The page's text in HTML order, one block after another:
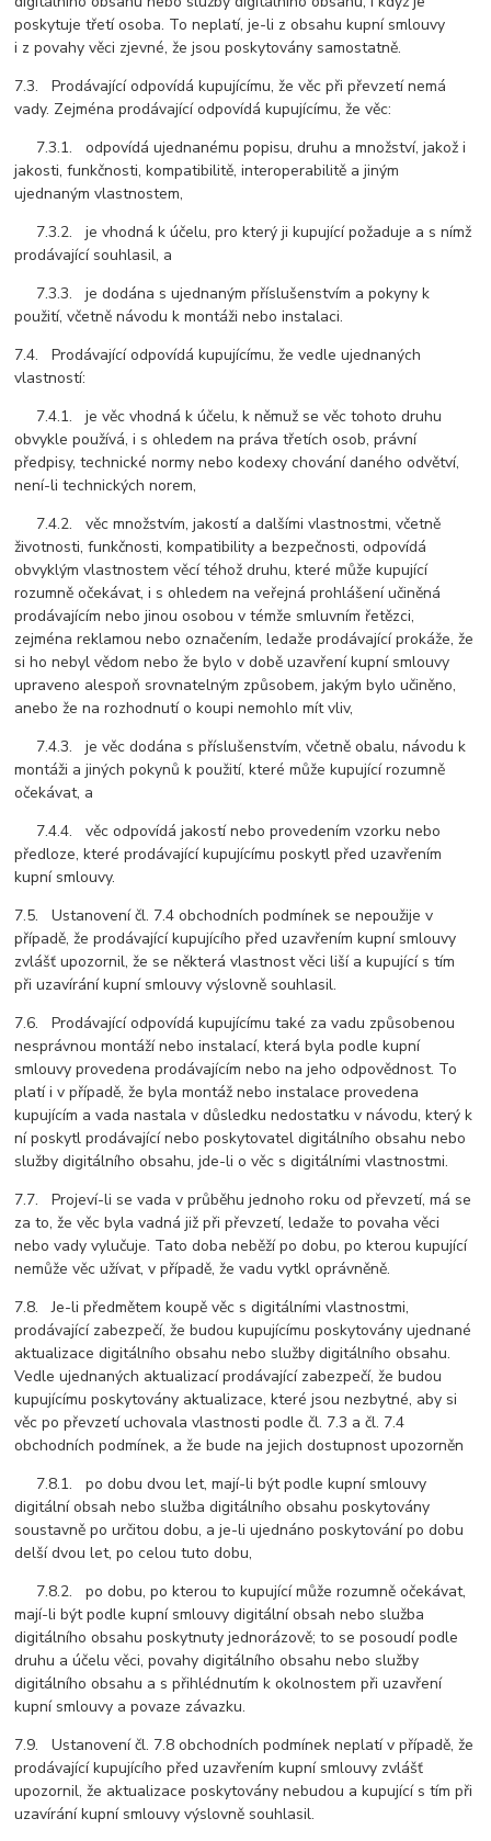
poskytuje třetí osoba. To neplatí, je-li z obsahu kupní smlouvy
i z povahy věci zjevné, že jsou poskytovány samostatně.
7.3. Prodávající odpovídá kupujícímu, že věc při převzetí nemá
vady. Zejména prodávající odpovídá kupujícímu, že věc:
7.3.1. odpovídá ujednanému popisu, druhu a množství, jakož i
jakosti, funkčnosti, kompatibilitě, interoperabilitě a jiným
ujednaným vlastnostem,
7.3.2. je vhodná k účelu, pro který ji kupující požaduje a s nímž
prodávající souhlasil, a
7.3.3. je dodána s ujednaným příslušenstvím a pokyny k
použití, včetně návodu k montáži nebo instalaci.
7.4. Prodávající odpovídá kupujícímu, že vedle ujednaných
vlastností:
7.4.1. je věc vhodná k účelu, k němuž se věc tohoto druhu
obvykle používá, i s ohledem na práva třetích osob, právní
předpisy, technické normy nebo kodexy chování daného odvětví,
není-li technických norem,
7.4.2. věc množstvím, jakostí a dalšími vlastnostmi, včetně
životnosti, funkčnosti, kompatibility a bezpečnosti, odpovídá
obvyklým vlastnostem věcí téhož druhu, které může kupující
rozumně očekávat, i s ohledem na veřejná prohlášení učiněná
prodávajícím nebo jinou osobou v témže smluvním řetězci,
zejména reklamou nebo označením, ledaže prodávající prokáže, že
si ho nebyl vědom nebo že bylo v době uzavření kupní smlouvy
upraveno alespoň srovnatelným způsobem, jakým bylo učiněno,
anebo že na rozhodnutí o koupi nemohlo mít vliv,
7.4.3. je věc dodána s příslušenstvím, včetně obalu, návodu k
montáži a jiných pokynů k použití, které může kupující rozumně
očekávat, a
7.4.4. věc odpovídá jakostí nebo provedením vzorku nebo
předloze, které prodávající kupujícímu poskytl před uzavřením
kupní smlouvy.
7.5. Ustanovení čl. 7.4 obchodních podmínek se nepoužije v
případě, že prodávající kupujícího před uzavřením kupní smlouvy
zvlášť upozornil, že se některá vlastnost věci liší a kupující s tím
při uzavírání kupní smlouvy výslovně souhlasil.
7.6. Prodávající odpovídá kupujícímu také za vadu způsobenou
nesprávnou montáží nebo instalací, která byla podle kupní
smlouvy provedena prodávajícím nebo na jeho odpovědnost. To
platí i v případě, že byla montáž nebo instalace provedena
kupujícím a vada nastala v důsledku nedostatku v návodu, který k
ní poskytl prodávající nebo poskytovatel digitálního obsahu nebo
služby digitálního obsahu, jde-li o věc s digitálními vlastnostmi.
7.7. Projeví-li se vada v průběhu jednoho roku od převzetí, má se
za to, že věc byla vadná již při převzetí, ledaže to povaha věci
nebo vady vylučuje. Tato doba neběží po dobu, po kterou kupující
nemůže věc užívat, v případě, že vadu vytkl oprávněně.
7.8. Je-li předmětem koupě věc s digitálními vlastnostmi,
prodávající zabezpečí, že budou kupujícímu poskytovány ujednané
aktualizace digitálního obsahu nebo služby digitálního obsahu.
Vedle ujednaných aktualizací prodávající zabezpečí, že budou
kupujícímu poskytovány aktualizace, které jsou nezbytné, aby si
věc po převzetí uchovala vlastnosti podle čl. 7.3 a čl. 7.4
obchodních podmínek, a že bude na jejich dostupnost upozorněn
7.8.1. po dobu dvou let, mají-li být podle kupní smlouvy
digitální obsah nebo služba digitálního obsahu poskytovány
soustavně po určitou dobu, a je-li ujednáno poskytování po dobu
delší dvou let, po celou tuto dobu,
7.8.2. po dobu, po kterou to kupující může rozumně očekávat,
mají-li být podle kupní smlouvy digitální obsah nebo služba
digitálního obsahu poskytnuty jednorázově; to se posoudí podle
druhu a účelu věci, povahy digitálního obsahu nebo služby
digitálního obsahu a s přihlédnutím k okolnostem při uzavření
kupní smlouvy a povaze závazku.
7.9. Ustanovení čl. 7.8 obchodních podmínek neplatí v případě, že
prodávající kupujícího před uzavřením kupní smlouvy zvlášť
upozornil, že aktualizace poskytovány nebudou a kupující s tím při
uzavírání kupní smlouvy výslovně souhlasil.